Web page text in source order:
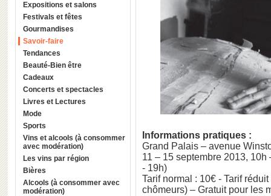
Expositions et salons
Festivals et fêtes
Gourmandises
Savoir-faire
Tendances
Beauté-Bien être
Cadeaux
Concerts et spectacles
Livres et Lectures
Mode
Sports
Vins et alcools (à consommer
avec modération)
Les vins par région
Bières
Alcools (à consommer avec
modération)
Informations pratiques :
Grand Palais – avenue
11 – 15 septembre 2013,
- 19h)
Tarif normal : 10€ - Tarif
chômeurs) – Gratuit pour les